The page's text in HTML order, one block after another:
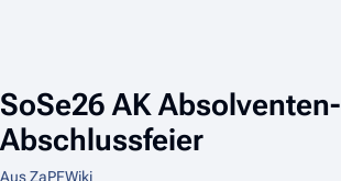
SoSe26 AK Absolventen-
Abschlussfeier
Aus ZaPFWiki